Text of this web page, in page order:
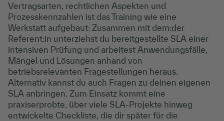
Vertragsarten, rechtlichen Aspekten und
Prozesskennzahlen ist das Training wie eine
Werkstatt aufgebaut: Zusammen mit dem:der
Referent:in unterziehst du bereitgestellte SLA einer
intensiven Prüfung und arbeitest Anwendungsfälle,
Mängel und Lösungen anhand von
betriebsrelevanten Fragestellungen heraus.
Alternativ kannst du auch Fragen zu deinen eigenen
SLA anbringen. Zum Einsatz kommt eine
praxiserprobte, über viele SLA-Projekte hinweg
entwickelte Checkliste, die dir später für die